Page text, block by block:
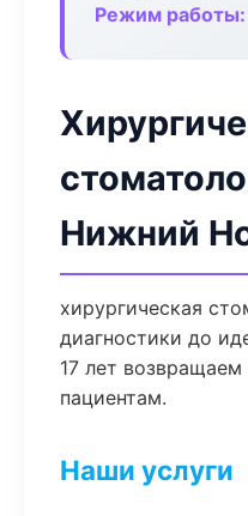
Режим работы:
Нижний
хирургическая
диагностики до
17 лет возвращаем
пациентам.
Наши услуги